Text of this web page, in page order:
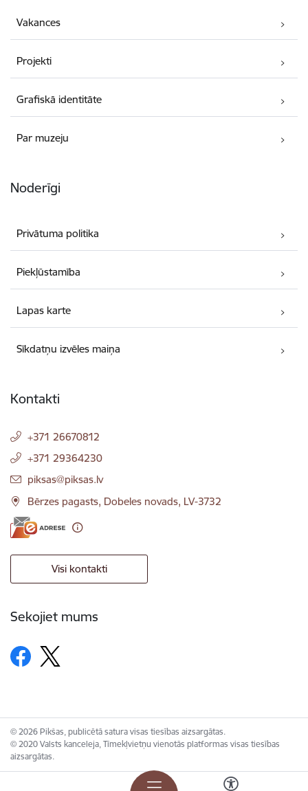
Vakances
Projekti
Grafiskā identitāte
Par muzeju
Noderīgi
Privātuma politika
Piekļūstamība
Lapas karte
Sīkdatņu izvēles maiņa
Kontakti
+371 26670812
+371 29364230
E-pasts:
piksas@piksas.lv
Bērzes pagasts, Dobeles novads, LV-3732
Visi kontakti
Sekojiet mums
© 2026 Pikšas, publicētā satura visas tiesības aizsargātas.
© 2020 Valsts kanceleja, Tīmekļvietņu vienotās platformas visas tiesības
aizsargātas.